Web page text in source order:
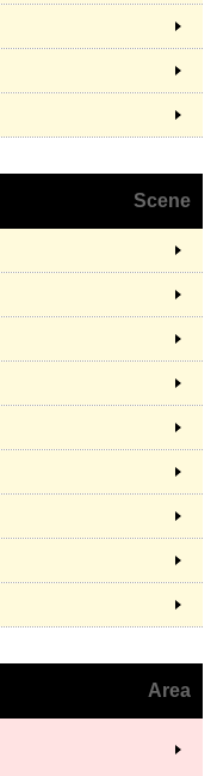
Scene
Area